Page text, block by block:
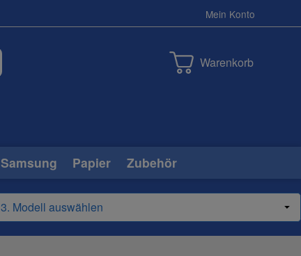
Mein Konto
Warenkorb
Samsung Papier Zubehör